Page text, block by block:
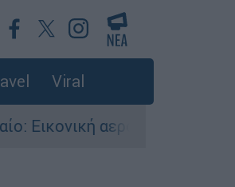
Viral
αερομαχία ανάμεσα σε